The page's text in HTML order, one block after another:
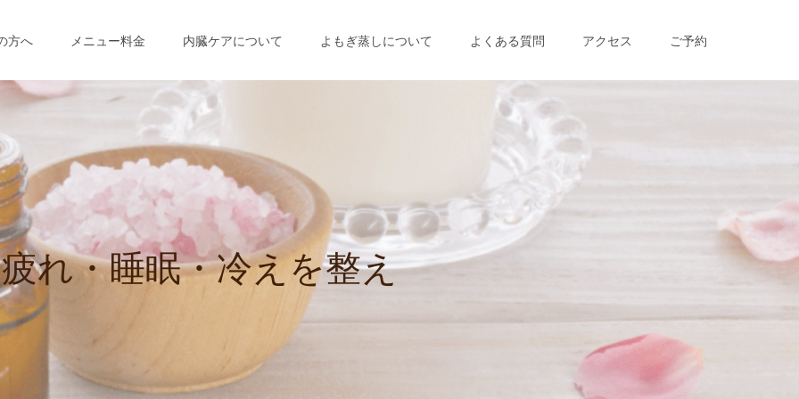
方へ メニュー料金 内臓ケアについて よもぎ蒸しについて よくある質問 アクセス ご予約
れ・睡眠・冷えを整える
女性のセ